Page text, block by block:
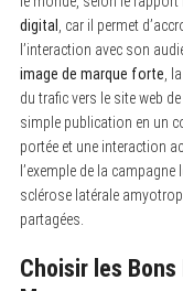
digital
, car il permet
l’interaction avec son
image de marque forte ,
du trafic vers le site web
simple publication en un
portée et une interaction
l’exemple de la
sclérose latérale
partagées.
Choisir les